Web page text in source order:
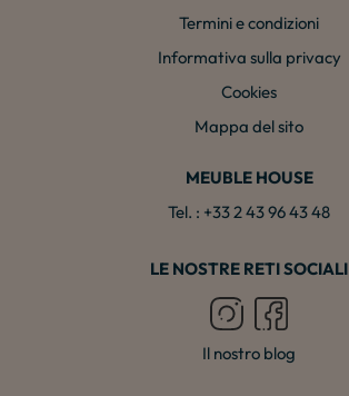
Termini e condizioni
Informativa sulla privacy
Cookies
Mappa del sito
MEUBLE HOUSE
Tel. : +33 2 43 96 43 48
LE NOSTRE RETI SOCIALI
Il nostro blog